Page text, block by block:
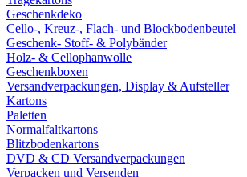
Geschenkdeko
Cello-, Kreuz-, Flach- und Blockbodenbeutel
Geschenk- Stoff- & Polybänder
Holz- & Cellophanwolle
Geschenkboxen
Versandverpackungen, Display & Aufsteller
Kartons
Paletten
Normalfaltkartons
Blitzbodenkartons
DVD & CD Versandverpackungen
Verpacken und Versenden